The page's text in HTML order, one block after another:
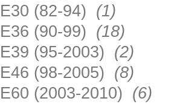
E30 (82-94) (1)
E36 (90-99) (18)
E39 (95-2003) (2)
E46 (98-2005) (8)
E60 (2003-2010) (6)